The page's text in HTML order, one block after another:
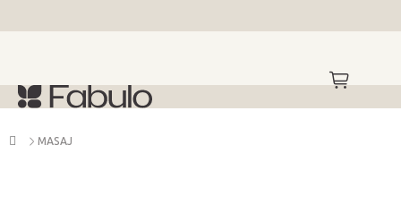
COŞ
DE
Acasă
MASAJ